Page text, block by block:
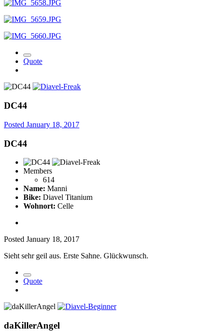
Quote
DC44
Posted January 18, 2017
DC44
Members
614
Name: Manni
Bike: Diavel Titanium
Wohnort: Celle
Posted January 18, 2017
Sieht sehr geil aus. Erste Sahne. Glückwunsch.
Quote
daKillerAngel